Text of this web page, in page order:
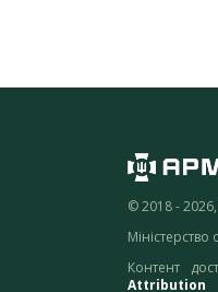
© 2018 -
Контент